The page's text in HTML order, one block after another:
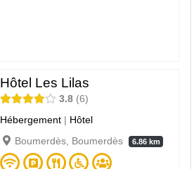
Hôtel Les Lilas
3.8 6
Hébergement | Hôtel
Boumerdès, Boumerdès
6.86 km